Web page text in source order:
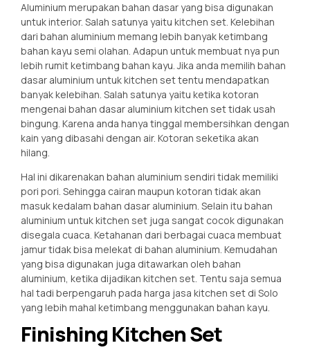
Aluminium merupakan bahan dasar yang bisa digunakan
untuk interior. Salah satunya yaitu kitchen set. Kelebihan
dari bahan aluminium memang lebih banyak ketimbang
bahan kayu semi olahan. Adapun untuk membuat nya pun
lebih rumit ketimbang bahan kayu. Jika anda memilih bahan
dasar aluminium untuk kitchen set tentu mendapatkan
banyak kelebihan. Salah satunya yaitu ketika kotoran
mengenai bahan dasar aluminium kitchen set tidak usah
bingung. Karena anda hanya tinggal membersihkan dengan
kain yang dibasahi dengan air. Kotoran seketika akan
hilang.
Hal ini dikarenakan bahan aluminium sendiri tidak memiliki
pori pori. Sehingga cairan maupun kotoran tidak akan
masuk kedalam bahan dasar aluminium. Selain itu bahan
aluminium untuk kitchen set juga sangat cocok digunakan
disegala cuaca. Ketahanan dari berbagai cuaca membuat
jamur tidak bisa melekat di bahan aluminium. Kemudahan
yang bisa digunakan juga ditawarkan oleh bahan
aluminium, ketika dijadikan kitchen set. Tentu saja semua
hal tadi berpengaruh pada harga jasa kitchen set di Solo
yang lebih mahal ketimbang menggunakan bahan kayu.
Finishing Kitchen Set